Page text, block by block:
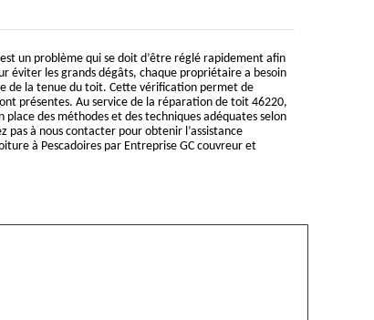
un problème qui se doit d’être réglé rapidement afin
éviter les grands dégâts, chaque propriétaire a besoin
de la tenue du toit. Cette vérification permet de
présentes. Au service de la réparation de toit 46220,
des méthodes et des techniques adéquates selon
pas à nous contacter pour obtenir l’assistance
à Pescadoires par Entreprise GC couvreur et